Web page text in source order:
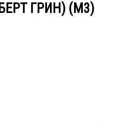
ГРИН) (M3)